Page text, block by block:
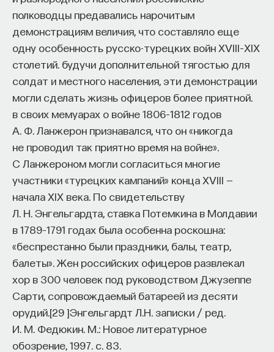
полководцы предавались нарочитым
демонстрациям величия, что составляло еще
одну особенность русско-турецких войн XVIII–XIX
столетий. будучи дополнительной тягостью для
солдат и местного населения, эти демонстрации
могли сделать жизнь офицеров более приятной.
в своих мемуарах о войне 1806–1812 годов
А. Ф. Ланжерон признавался, что он «никогда
не проводил так приятно время на войне».
С Ланжероном могли согласиться многие
участники «турецких кампаний» конца XVIII —
начала XIX века. По свидетельству
Л. Н. Энгельгардта, ставка Потемкина в Молдавии
в 1789–1791 годах была особенна роскошна:
«беспрестанно были праздники, балы, театр,
балеты». Жен российских офицеров развлекал
хор в 300 человек под руководством Джузеппе
Сарти, сопровождаемый батареей из десяти
орудий.[29]Энгельгардт Л.Н. записки / ред.
И. М. Федюкин. M.: Новое литературное
обозрение, 1997. с. 83.